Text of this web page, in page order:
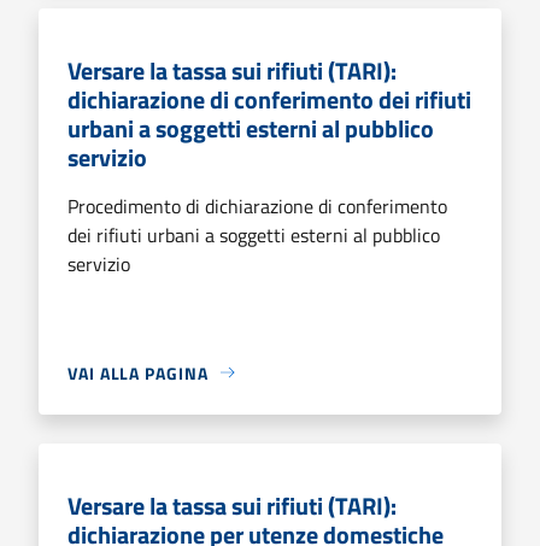
Versare la tassa sui rifiuti (TARI):
dichiarazione di conferimento dei rifiuti
urbani a soggetti esterni al pubblico
servizio
Procedimento di dichiarazione di conferimento
dei rifiuti urbani a soggetti esterni al pubblico
servizio
VAI ALLA PAGINA
Versare la tassa sui rifiuti (TARI):
dichiarazione per utenze domestiche